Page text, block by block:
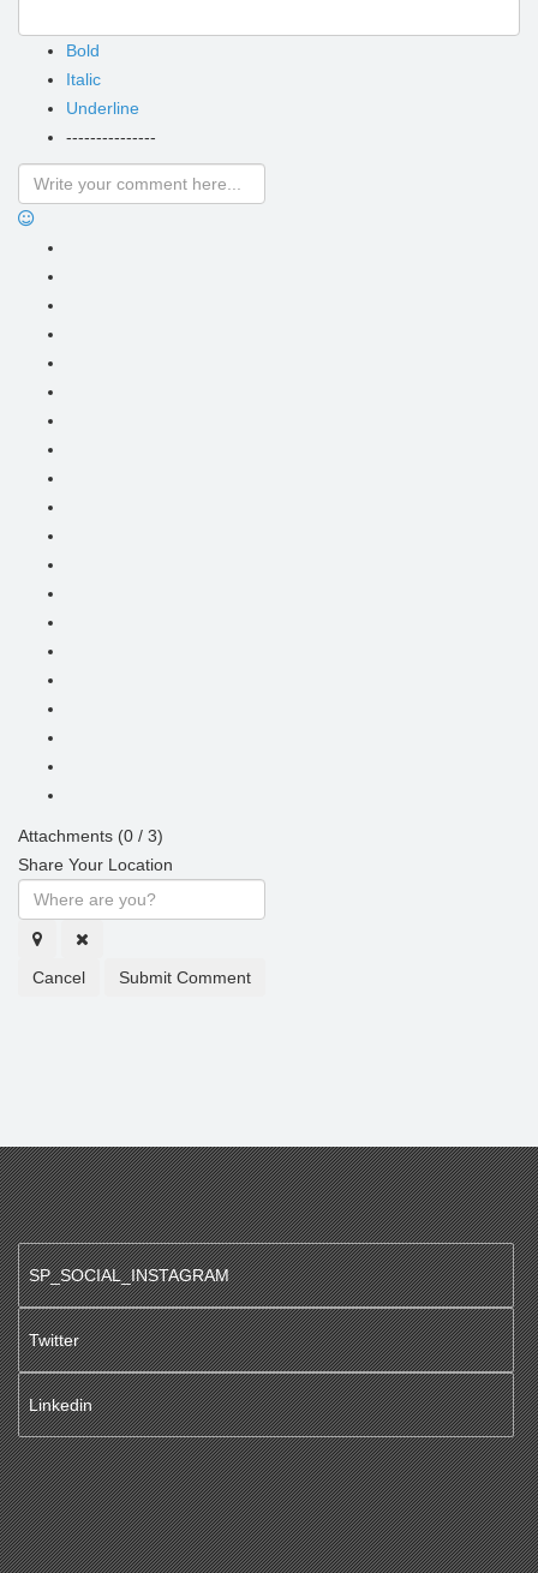
Bold
Italic
Underline
---------------
Attachments (0 / 3)
Share Your Location
Cancel Submit Comment
SP_SOCIAL_INSTAGRAM
Twitter
Linkedin